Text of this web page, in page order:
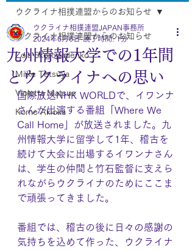
ウクライナ相撲連盟からのお知らせ
Zoia Skoropadenko
Miike Tetsuya
Violetta Matsue
Kome Akioka
ウクライナ相撲連盟からのお知らせ
九州情報大学での1年間
とウクライナへの思い
ウクライナ相撲連盟JAPAN事務所
2024年6月6日 読了時間: 1分
国際放送NHK WORLDで、イワンナ
さんが出演する番組「Where We
Call Home」が放送されました。九
州情報大学に留学して1年、稽古を
続けて大会に出場するイワンナさん
は、学生の仲間と竹石監督に支えら
れながらウクライナのためにここま
で頑張ってきました。
番組では、稽古の後に日々の感謝の
気持ちを込めて作った、ウクライナ